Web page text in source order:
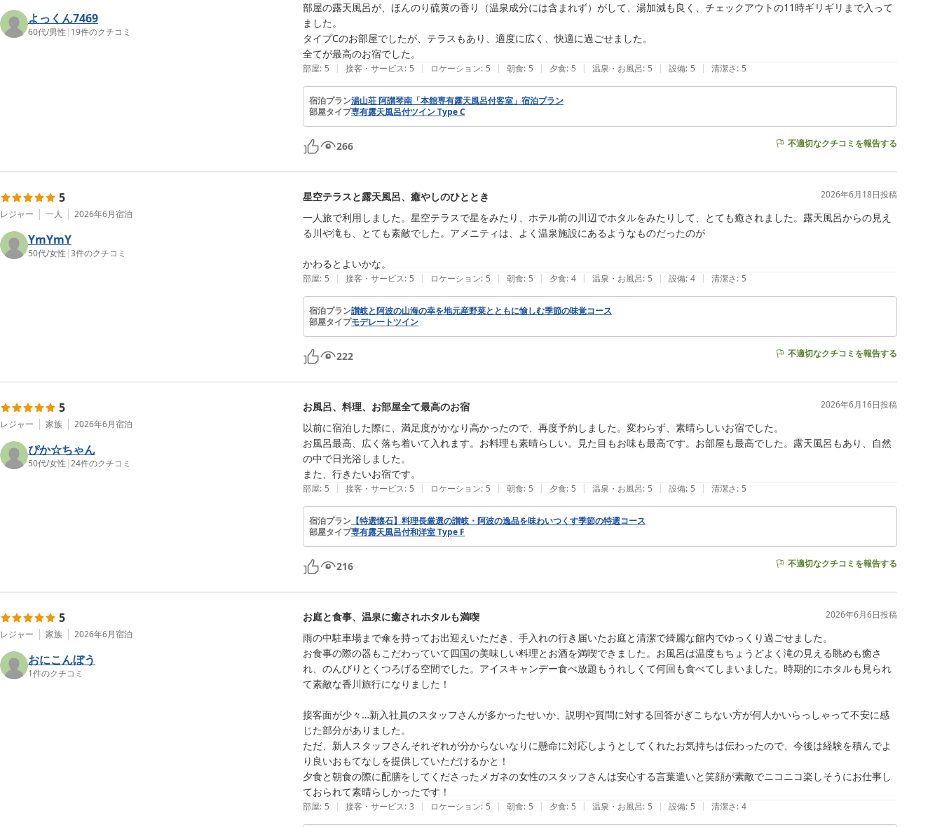
よっくん7469
60代/男性 | 19件のクチコミ
部屋の露天風呂が、ほんのり硫黄の香り（温泉成分には含まれず）がして、湯加減も良く、チェックアウトの11時ギリギリまで入って
ました。
タイプCのお部屋でしたが、テラスもあり、適度に広く、快適に過ごせました。
全てが最高のお宿でした。
部屋: 5 | 接客・サービス: 5 | ロケーション: 5 | 朝食: 5 | 夕食: 5 | 温泉・お風呂: 5 | 設備: 5 | 清潔さ: 5
宿泊プラン湯山荘 阿讃琴南「本館専有露天風呂付客室」宿泊プラン
部屋タイプ専有露天風呂付ツイン Type C
266 不適切なクチコミを報告する
5
レジャー 一人 2026年6月宿泊
YmYmY
50代/女性 |3件のクチコミ
星空テラスと露天風呂、癒やしのひととき 2026年6月18日投稿
一人旅で利用しました。星空テラスで星をみたり、ホテル前の川辺でホタルをみたりして、とても癒されました。露天風呂からの見え
る川や滝も、とても素敵でした。アメニティは、よく温泉施設にあるようなものだったのが
かわるとよいかな。
部屋: 5 | 接客・サービス: 5 | ロケーション: 5 | 朝食: 5 | 夕食: 4 | 温泉・お風呂: 5 | 設備: 4 | 清潔さ: 5
宿泊プラン讃岐と阿波の山海の幸を地元産野菜とともに愉しむ季節の味覚コース
部屋タイプモデレートツイン
222 不適切なクチコミを報告する
5
レジャー 家族 2026年6月宿泊
ぴか☆ちゃん
50代/女性 |24件のクチコミ
お風呂、料理、お部屋全て最高のお宿 2026年6月16日投稿
以前に宿泊した際に、満足度がかなり高かったので、再度予約しました。変わらず、素晴らしいお宿でした。
お風呂最高、広く落ち着いて入れます。お料理も素晴らしい。見た目もお味も最高です。お部屋も最高でした。露天風呂もあり、自然
の中で日光浴しました。
また、行きたいお宿です。
部屋: 5 | 接客・サービス: 5 | ロケーション: 5 | 朝食: 5 | 夕食: 5 | 温泉・お風呂: 5 | 設備: 5 | 清潔さ: 5
宿泊プラン 【特選懐石】料理長厳選の讃岐・阿波の逸品を味わいつくす季節の特選コース
部屋タイプ専有露天風呂付和洋室 Type F
216 不適切なクチコミを報告する
5
レジャー 家族 2026年6月宿泊
おにこんぼう
1件のクチコミ
お庭と食事、温泉に癒されホタルも満喫 2026年6月6日投稿
雨の中駐車場まで傘を持ってお出迎えいただき、手入れの行き届いたお庭と清潔で綺麗な館内でゆっくり過ごせました。
お食事の際の器もこだわっていて四国の美味しい料理とお酒を満喫できました。お風呂は温度もちょうどよく滝の見える眺めも癒さ
れ、のんびりとくつろげる空間でした。アイスキャンデー食べ放題もうれしくて何回も食べてしまいました。時期的にホタルも見られ
て素敵な香川旅行になりました！
接客面が少々…新入社員のスタッフさんが多かったせいか、説明や質問に対する回答がぎこちない方が何人かいらっしゃって不安に感
じた部分がありました。
ただ、新人スタッフさんそれぞれが分からないなりに懸命に対応しようとしてくれたお気持ちは伝わったので、今後は経験を積んでよ
り良いおもてなしを提供していただけるかと！
夕食と朝食の際に配膳をしてくださったメガネの女性のスタッフさんは安心する言葉遣いと笑顔が素敵でニコニコ楽しそうにお仕事し
ておられて素晴らしかったです！
部屋: 5 | 接客・サービス: 3 | ロケーション: 5 | 朝食: 5 | 夕食: 5 | 温泉・お風呂: 5 | 設備: 5 | 清潔さ: 4